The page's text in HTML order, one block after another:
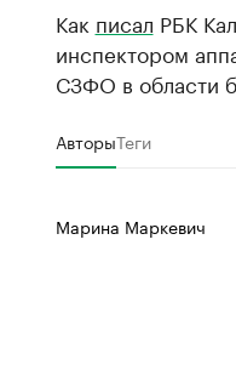
Как писал РБК
инспектором
СЗФО в области
АвторыТеги
Марина Маркевич